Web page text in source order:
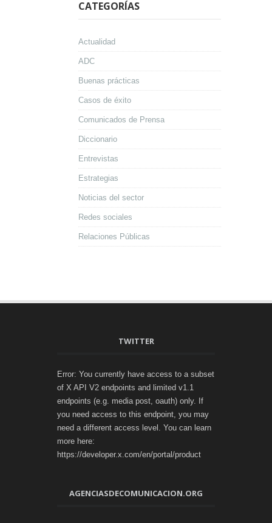
CATEGORÍAS
Actualidad
ADC
Buenas prácticas
Casos de éxito
Comunicados de Prensa
Diccionario
Entrevistas
Estrategias
Noticias del sector
Redes sociales
Relaciones Públicas
TWITTER
Error: You currently have access to a subset
of X API V2 endpoints and limited v1.1
endpoints (e.g. media post, oauth) only. If
you need access to this endpoint, you may
need a different access level. You can learn
more here:
https://developer.x.com/en/portal/product
AGENCIASDECOMUNICACION.ORG